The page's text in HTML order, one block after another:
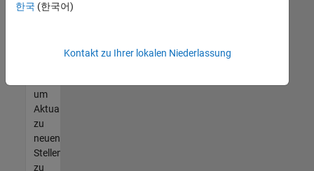
werden
unseres
um
Aktualisierungen
zu
neuen
Stellenangeboten
zu
한국 (한국어)
Kontakt zu Ihrer lokalen Niederlassung